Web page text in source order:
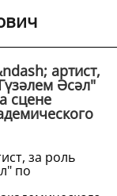
артист,
Әсәл"
сцене
за роль
по